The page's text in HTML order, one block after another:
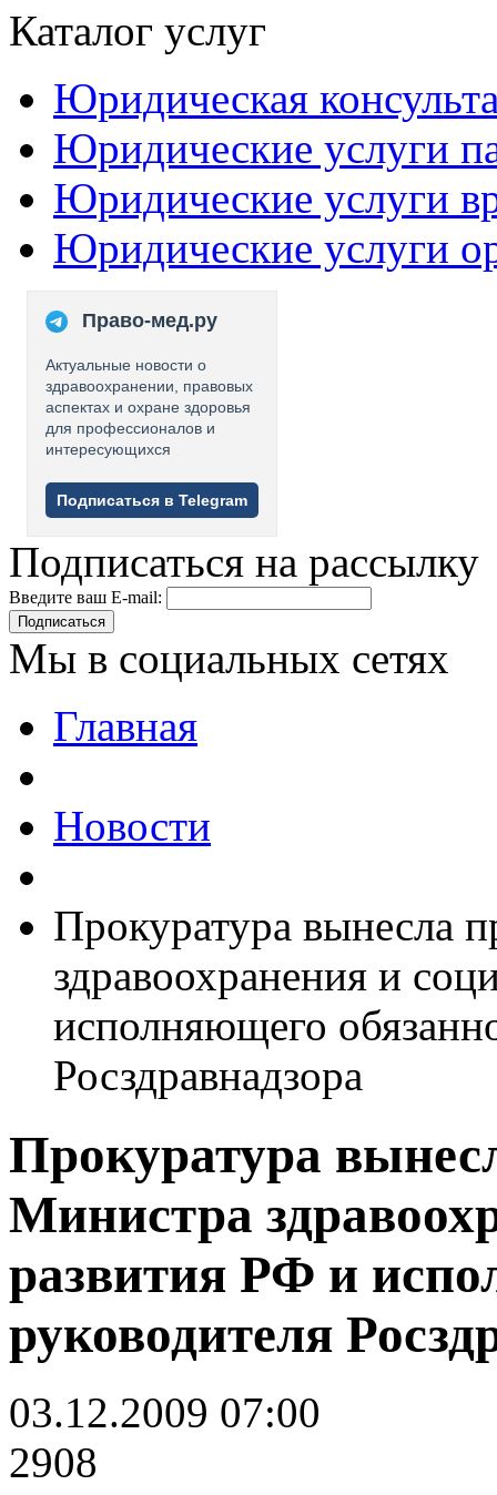
Каталог услуг
Юридическая
Юридические услуги
Юридические услуги
Юридические услуги
Право-мед.ру
Актуальные новости о
здравоохранении, правовых
аспектах и охране здоровья
для профессионалов и
интересующихся
Подписаться в Telegram
Подписаться на рассылку
Введите ваш E-mail:
Подписаться
Мы в социальных сетях
Главная
Новости
Прокуратура вынесла
здравоохранения и
исполняющего
Росздравнадзора
Прокуратура
Министра
развития РФ и
руководителя
03.12.2009 07:00
2908